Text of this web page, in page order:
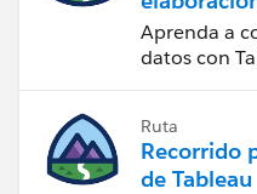
contenido
Tableau
Aprenda a
datos con
Ruta
Recorrido
de Tableau